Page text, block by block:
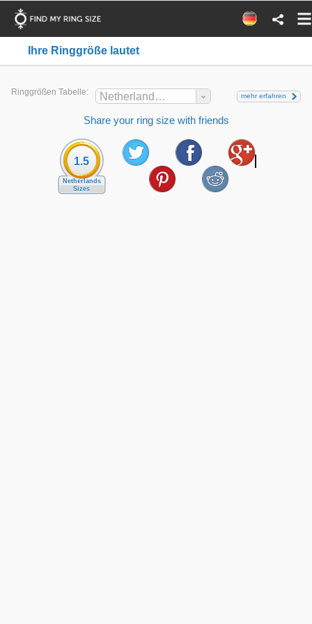
Ihre Ringgröße lautet
Ringgrößen Tabelle: Netherlands Sizes mehr erfahren
Share your ring size with friends
1.5
Netherlands
Sizes